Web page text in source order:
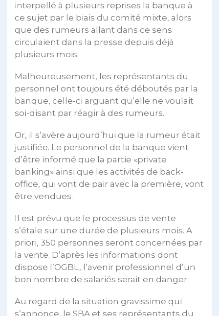
interpellé à plusieurs reprises la banque à
ce sujet par le biais du comité mixte, alors
que des rumeurs allant dans ce sens
circulaient dans la presse depuis déjà
plusieurs mois.
Malheureusement, les représentants du
personnel ont toujours été déboutés par la
banque, celle-ci arguant qu’elle ne voulait
soi-disant par réagir à des rumeurs.
Or, il s’avère aujourd’hui que la rumeur était
justifiée. Le personnel de la banque vient
d’être informé que la partie «private
banking» ainsi que les activités de back-
office, qui vont de pair avec la première, vont
être vendues.
Il est prévu que le processus de vente
s’étale sur une durée de plusieurs mois. A
priori, 350 personnes seront concernées par
la vente. D’après les informations dont
dispose l’OGBL, l’avenir professionnel d’un
bon nombre de salariés serait en danger.
Au regard de la situation gravissime qui
s’annonce, le SBA et ses représentants du